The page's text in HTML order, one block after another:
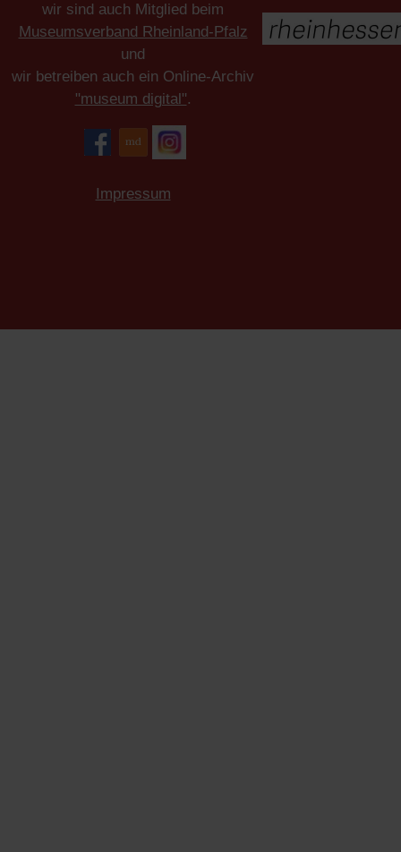
wir sind auch Mitglied beim
Museumsverband Rheinland-Pfalz
und
wir betreiben auch ein Online-Archiv
"museum digital".
Impressum